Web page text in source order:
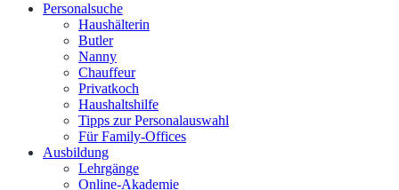
Personalsuche
Haushälterin
Butler
Nanny
Chauffeur
Privatkoch
Haushaltshilfe
Tipps zur Personalauswahl
Für Family-Offices
Ausbildung
Lehrgänge
Online-Akademie